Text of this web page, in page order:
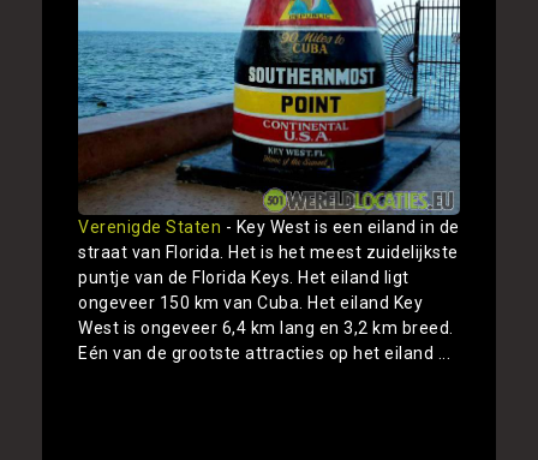
Verenigde Staten - Key West is een eiland in de
straat van Florida. Het is het meest zuidelijkste
puntje van de Florida Keys. Het eiland ligt
ongeveer 150 km van Cuba. Het eiland Key
West is ongeveer 6,4 km lang en 3,2 km breed.
Eén van de grootste attracties op het eiland ...